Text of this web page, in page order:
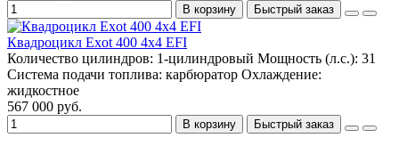
В корзину Быстрый заказ
Квадроцикл Exot 400 4x4 EFI
Количество цилиндров: 1-цилиндровый Мощность (л.с.): 31
Система подачи топлива: карбюратор Охлаждение:
жидкостное
567 000 руб.
В корзину Быстрый заказ